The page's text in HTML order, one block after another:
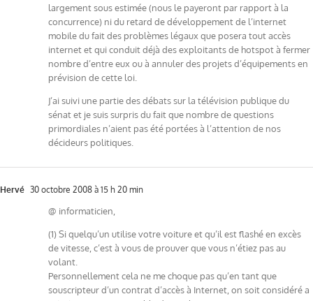
largement sous estimée (nous le payeront par rapport à la
concurrence) ni du retard de développement de l’internet
mobile du fait des problèmes légaux que posera tout accès
internet et qui conduit déjà des exploitants de hotspot à fermer
nombre d’entre eux ou à annuler des projets d’équipements en
prévision de cette loi.
J’ai suivi une partie des débats sur la télévision publique du
sénat et je suis surpris du fait que nombre de questions
primordiales n’aient pas été portées à l’attention de nos
décideurs politiques.
Hervé 30 octobre 2008 à 15 h 20 min
@ informaticien,
(1) Si quelqu’un utilise votre voiture et qu’il est flashé en excès
de vitesse, c’est à vous de prouver que vous n’étiez pas au
volant.
Personnellement cela ne me choque pas qu’en tant que
souscripteur d’un contrat d’accès à Internet, on soit considéré a